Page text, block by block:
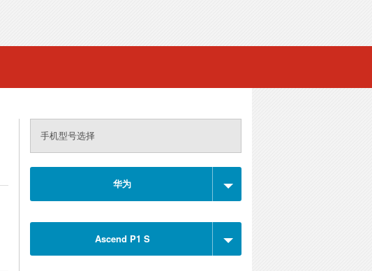
手机型号选择
华为
Ascend P1 S